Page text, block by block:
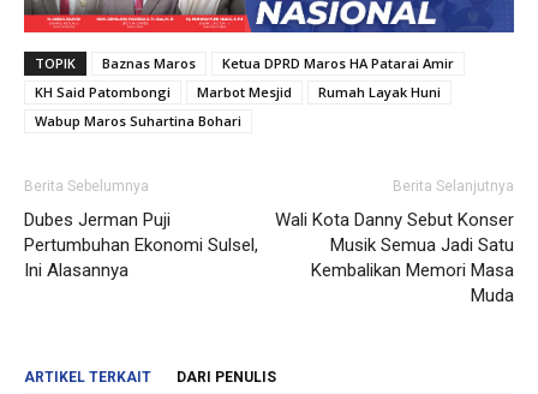
TOPIK Baznas Maros
Ketua DPRD Maros HA Patarai Amir
KH Said Patombongi
Marbot Mesjid
Rumah Layak Huni
Wabup Maros Suhartina Bohari
Berita Sebelumnya
Dubes Jerman Puji
Pertumbuhan Ekonomi Sulsel,
Ini Alasannya
Berita Selanjutnya
Wali Kota Danny Sebut Konser
Musik Semua Jadi Satu
Kembalikan Memori Masa
Muda
ARTIKEL TERKAIT DARI PENULIS